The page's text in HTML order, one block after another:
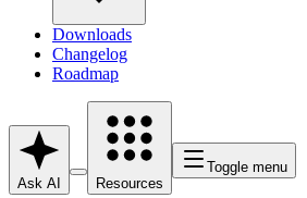
Downloads
Changelog
Roadmap
Ask AI Resources
Toggle menu